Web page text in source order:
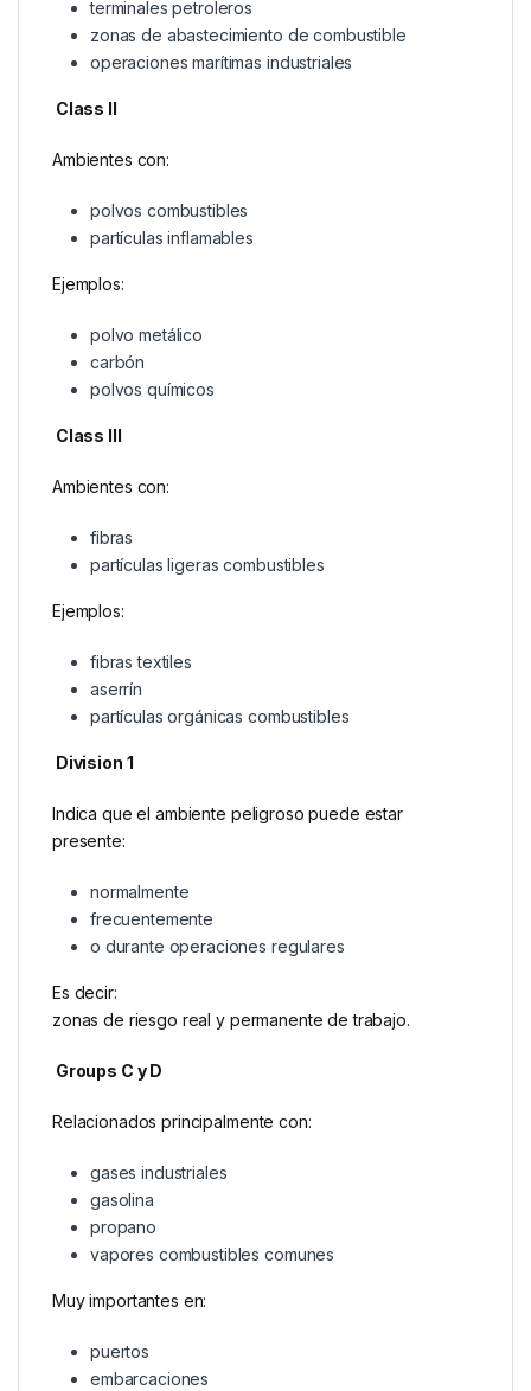
terminales petroleros
zonas de abastecimiento de combustible
operaciones marítimas industriales
Class II
Ambientes con:
polvos combustibles
partículas inflamables
Ejemplos:
polvo metálico
carbón
polvos químicos
Class III
Ambientes con:
fibras
partículas ligeras combustibles
Ejemplos:
fibras textiles
aserrín
partículas orgánicas combustibles
Division 1
Indica que el ambiente peligroso puede estar
presente:
normalmente
frecuentemente
o durante operaciones regulares
Es decir:
zonas de riesgo real y permanente de trabajo.
Groups C y D
Relacionados principalmente con:
gases industriales
gasolina
propano
vapores combustibles comunes
Muy importantes en:
puertos
embarcaciones